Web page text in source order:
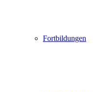
Fortbildungen